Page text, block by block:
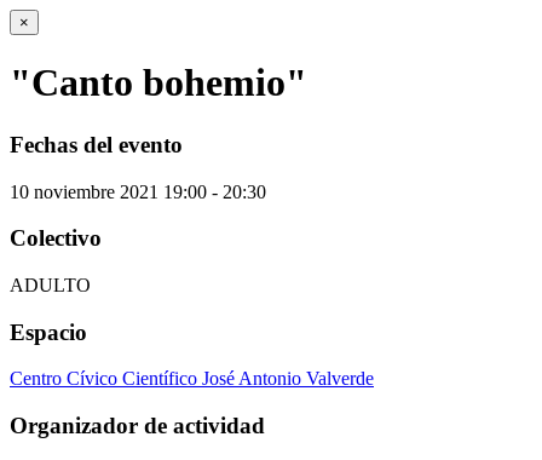
×
"Canto bohemio"
Fechas del evento
10 noviembre 2021 19:00 - 20:30
Colectivo
ADULTO
Espacio
Centro Cívico Científico José Antonio Valverde
Organizador de actividad